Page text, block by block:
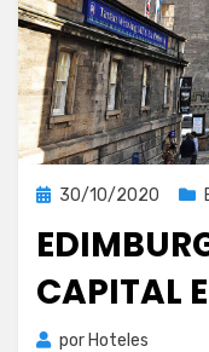
Publicada
30/10/2020
CAPITAL
por Hoteles